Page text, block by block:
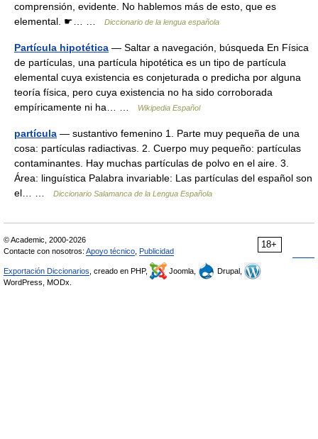
comprensión, evidente. No hablemos más de esto, que es
elemental. ☛… …
Diccionario de la lengua española
Partícula hipotética — Saltar a navegación, búsqueda En Física
de partículas, una partícula hipotética es un tipo de partícula
elemental cuya existencia es conjeturada o predicha por alguna
teoría física, pero cuya existencia no ha sido corroborada
empíricamente ni ha… …
Wikipedia Español
partícula — sustantivo femenino 1. Parte muy pequeña de una
cosa: partículas radiactivas. 2. Cuerpo muy pequeño: partículas
contaminantes. Hay muchas partículas de polvo en el aire. 3.
Área: linguística Palabra invariable: Las partículas del español son
el… …
Diccionario Salamanca de la Lengua Española
18+
© Academic, 2000-2026
Contacte con nosotros: Apoyo técnico Publicidad
Exportación Diccionarios , creado en PHP, Joomla,
Drupal,
WordPress, MODx.